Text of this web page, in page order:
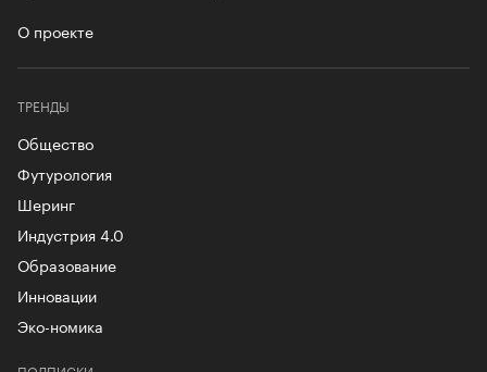
О проекте
ТРЕНДЫ
Общество
Футурология
Шеринг
Индустрия 4.0
Образование
Инновации
Эко-номика